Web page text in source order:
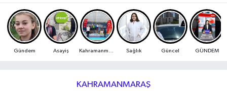
Gündem Asayiş Sağlık Güncel GÜNDEM
KAHRAMANMARAŞ
Kahramanmaraş Sokak Röportajları
Bilim ve Teknoloji
Çevre
Kahramanmaraş Hava Durumu
Kahramanmaraş Namaz Vakitleri
Kahramanmaraş Trafik Yoğunluk Haritası
Süper Lig Puan Durumu ve Fikstür